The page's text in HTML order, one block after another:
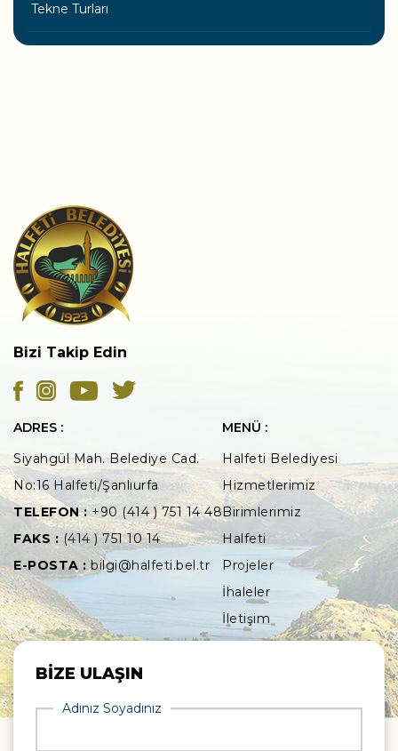
Tekne Turları
Bizi Takip Edin
ADRES :
Siyahgül Mah. Belediye Cad.
No:16 Halfeti/Şanlıurfa
TELEFON :+90 (414 ) 751 14 48
FAKS :(414 ) 751 10 14
E-POSTA :bilgi@halfeti.bel.tr
MENÜ :
Halfeti Belediyesi
Hizmetlerimiz
Birimlerimiz
Halfeti
Projeler
İhaleler
İletişim
BİZE ULAŞIN
Adınız Soyadınız